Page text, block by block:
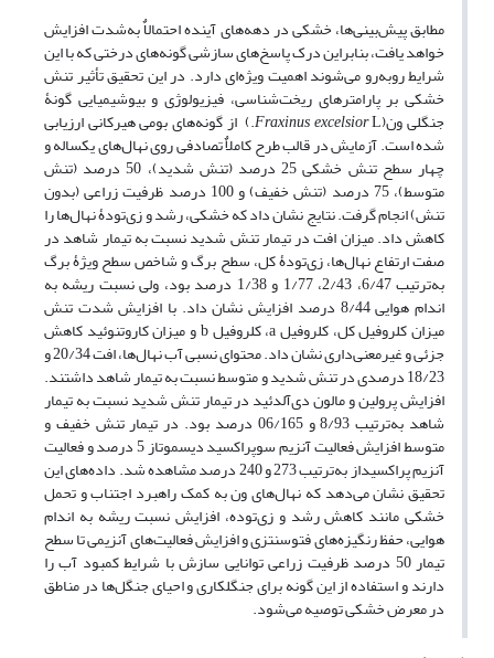
مطابق پیش‌بینی‌ها، خشکی در دهه‌های آینده احتمالاٌ به‌شدت افزایش
خواهد یافت، بنابراین درک پاسخ‌های سازشی گونه‌های درختی که با این
شرایط روبه‌رو می‌شوند اهمیت ویژه‌ای دارد. در این تحقیق تأثیر تنش
خشکی بر پارامترهای ریخت‌شناسی، فیزیولوژی و بیوشیمیایی گونۀ
جنگلی ون( Fraxinus excelsiorL.) از گونه‌های بومی هیرکانی ارزیابی
شده است. آزمایش در قالب طرح کاملاٌ تصادفی روی نهال‌های یکساله و
چهار سطح تنش خشکی 25 درصد (تنش شدید)، 50 درصد (تنش
متوسط)، 75 درصد (تنش خفیف) و 100 درصد ظرفیت زراعی (بدون
تنش) انجام گرفت. نتایج نشان داد که خشکی، رشد و زی‌تودۀ نهال‌ها را
کاهش داد. میزان افت در تیمار تنش شدید نسبت به تیمار شاهد در
صفت ارتفاع نهال‌ها، زی‌تودۀ کل، سطح برگ و شاخص سطح ویژۀ برگ
به‌ترتیب 6/47، 2/43، 1/77 و 1/38 درصد بود، ولی نسبت ریشه به
اندام هوایی 8/44 درصد افزایش نشان داد. با افزایش شدت تنش
میزان کلروفیل ‌کل، کلروفیل a، کلروفیل b و میزان کاروتنوئید کاهش
جزئی و غیرمعنی‌داری نشان داد. محتوای نسبی آب نهال‌ها، افت 20/34 و
18/23 درصدی در تنش شدید و متوسط نسبت به تیمار شاهد داشتند.
افزایش پرولین و مالون‌ دی‌آلدئید در تیمار تنش شدید نسبت به تیمار
شاهد به‌ترتیب 8/93 و 06/165 درصد بود. در تیمار تنش خفیف و
متوسط افزایش فعالیت آنزیم سوپراکسید دیسموتاز 5 درصد و فعالیت
آنزیم پراکسیداز به‌ترتیب 273 و 240 درصد مشاهده شد. داده‌های این
تحقیق نشان می‌دهد که نهال‌های ون به کمک راهبرد اجتناب و تحمل
خشکی مانند کاهش رشد و زی‌توده، افزایش نسبت ریشه به اندام
هوایی، حفظ رنگیزه‌های فتوسنتزی و افزایش فعالیت‌های آنزیمی تا سطح
تیمار 50 درصد ظرفیت زراعی توانایی سازش با شرایط کمبود آب را
دارند و استفاده از این گونه برای جنگلکاری و احیای جنگل‌ها در مناطق
در معرض خشکی توصیه می‌شود.